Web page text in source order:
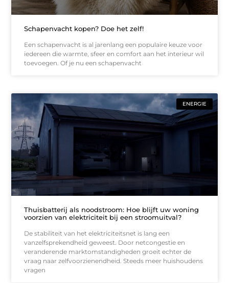
Schapenvacht kopen? Doe het zelf!
Een schapenvacht is al jarenlang een populaire keuze voor
iedereen die warmte, sfeer en comfort aan het interieur wil
toevoegen. Of je nu een schapenvacht
ENERGIE
Thuisbatterij als noodstroom: Hoe blijft uw woning
voorzien van elektriciteit bij een stroomuitval?
De stabiliteit van het elektriciteitsnet is lang een
vanzelfsprekendheid geweest. Door netcongestie en
veranderende marktomstandigheden groeit echter de
vraag naar zelfvoorzienendheid. Steeds meer huishoudens
vragen